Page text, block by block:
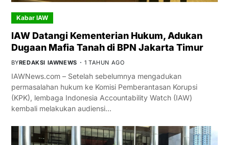
Kabar IAW
IAW Datangi Kementerian Hukum, Adukan
Dugaan Mafia Tanah di BPN Jakarta Timur
BYREDAKSI IAWNEWS 1 TAHUN AGO
IAWNews.com – Setelah sebelumnya mengadukan
permasalahan hukum ke Komisi Pemberantasan Korupsi
(KPK), lembaga Indonesia Accountability Watch (IAW)
kembali melakukan audiensi…